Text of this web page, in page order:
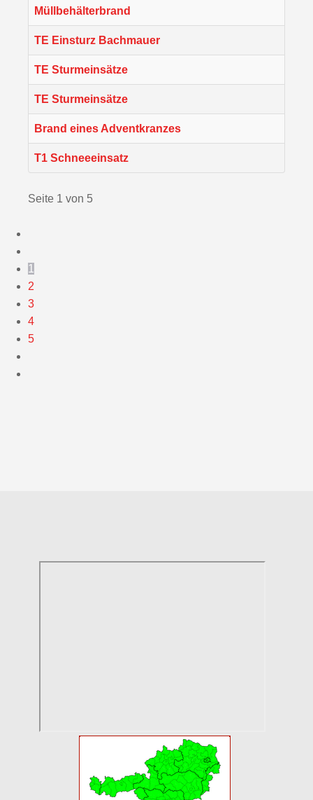
Müllbehälterbrand
TE Einsturz Bachmauer
TE Sturmeinsätze
TE Sturmeinsätze
Brand eines Adventkranzes
T1 Schneeeinsatz
Seite 1 von 5
1
2
3
4
5